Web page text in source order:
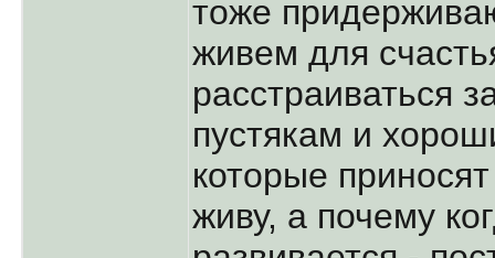
тоже
живем для
расстраиваться
пустякам и
которые
живу, а почему